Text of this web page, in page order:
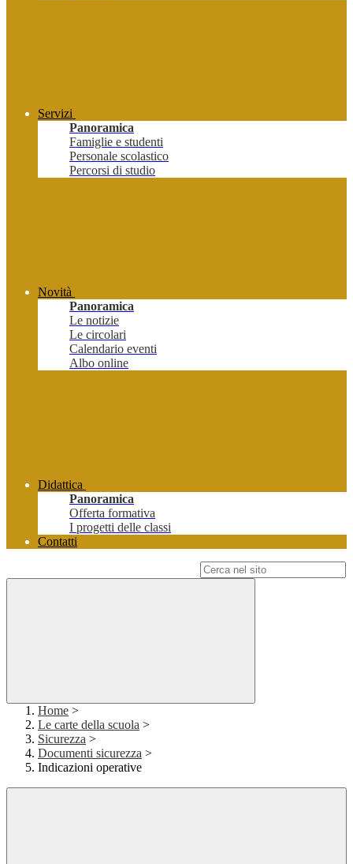
Servizi
Panoramica
Famiglie e studenti
Personale scolastico
Percorsi di studio
Novità
Panoramica
Le notizie
Le circolari
Calendario eventi
Albo online
Didattica
Panoramica
Offerta formativa
I progetti delle classi
Contatti
Home >
Le carte della scuola >
Sicurezza >
Documenti sicurezza >
Indicazioni operative